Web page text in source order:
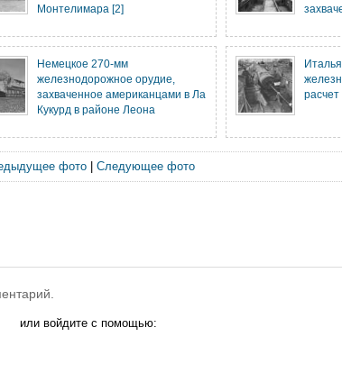
Монтелимара [2]
Немецкое 270-мм
железнодорожное орудие,
захваченное американцами в Ла
Кукурд в районе Леона
расчет
фото| Следующее фото
или войдите с помощью: